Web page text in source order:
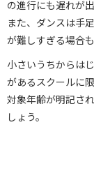
の進行にも遅れが
また、ダンスは手
が難しすぎる場合も
小さいうちからは
があるスクールに
対象年齢が明記さ
しょう。